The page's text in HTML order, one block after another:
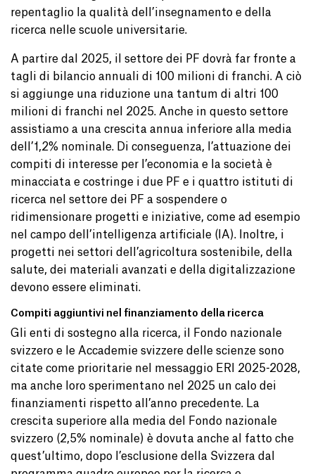
repentaglio la qualità dell’insegnamento e della
ricerca nelle scuole universitarie.
A partire dal 2025, il settore dei PF dovrà far fronte a
tagli di bilancio annuali di 100 milioni di franchi. A ciò
si aggiunge una riduzione una tantum di altri 100
milioni di franchi nel 2025. Anche in questo settore
assistiamo a una crescita annua inferiore alla media
dell’1,2% nominale. Di conseguenza, l’attuazione dei
compiti di interesse per l’economia e la società è
minacciata e costringe i due PF e i quattro istituti di
ricerca nel settore dei PF a sospendere o
ridimensionare progetti e iniziative, come ad esempio
nel campo dell’intelligenza artificiale (IA). Inoltre, i
progetti nei settori dell’agricoltura sostenibile, della
salute, dei materiali avanzati e della digitalizzazione
devono essere eliminati.
Compiti aggiuntivi nel finanziamento della ricerca
Gli enti di sostegno alla ricerca, il Fondo nazionale
svizzero e le Accademie svizzere delle scienze sono
citate come prioritarie nel messaggio ERI 2025-2028,
ma anche loro sperimentano nel 2025 un calo dei
finanziamenti rispetto all’anno precedente. La
crescita superiore alla media del Fondo nazionale
svizzero (2,5% nominale) è dovuta anche al fatto che
quest’ultimo, dopo l’esclusione della Svizzera dal